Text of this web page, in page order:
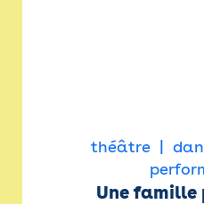
théâtre
Une famille